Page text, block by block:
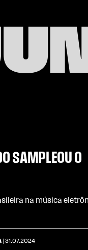
SAMPLEOU O
na música
| 31.07.2024